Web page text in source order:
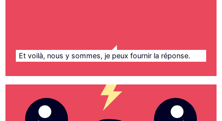
Et voilà, nous y sommes, je peux fournir la réponse.